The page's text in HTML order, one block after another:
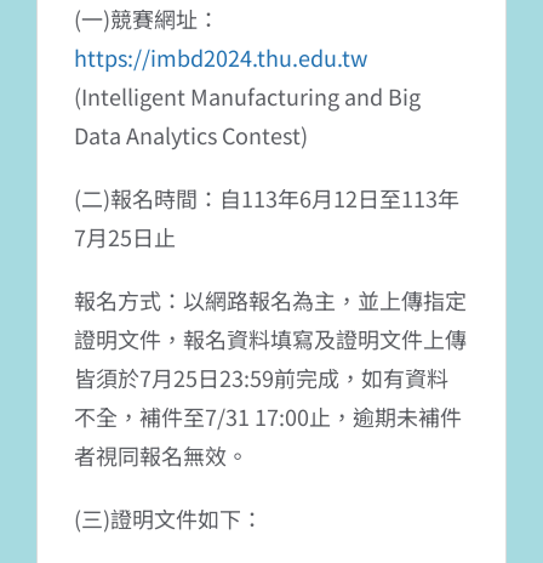
(一)競賽網址：
https://imbd2024.thu.edu.tw
(Intelligent Manufacturing and Big
Data Analytics Contest)
(二)報名時間：自113年6月12日至113年
7月25日止
報名方式：以網路報名為主，並上傳指定
證明文件，報名資料填寫及證明文件上傳
皆須於7月25日23:59前完成，如有資料
不全，補件至7/31 17:00止，逾期未補件
者視同報名無效。
(三)證明文件如下：